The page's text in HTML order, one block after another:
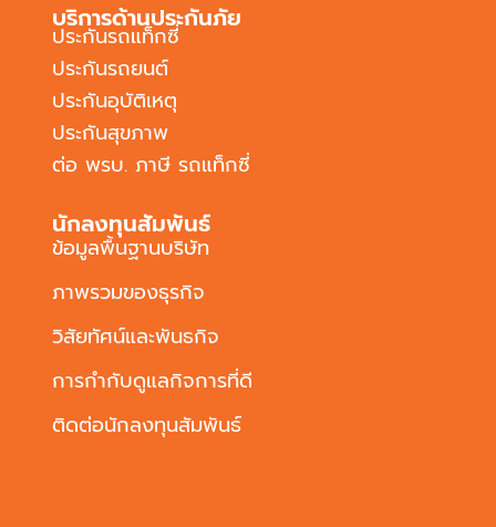
บริการด้านประกันภัย
ประกันรถแท็กซี่
ประกันรถยนต์
ประกันอุบัติเหตุ
ประกันสุขภาพ
ต่อ พรบ. ภาษี รถแท็กซี่
นักลงทุนสัมพันธ์
ข้อมูลพื้นฐานบริษัท
ภาพรวมของธุรกิจ
วิสัยทัศน์และพันธกิจ
การกำกับดูแลกิจการที่ดี
ติดต่อนักลงทุนสัมพันธ์